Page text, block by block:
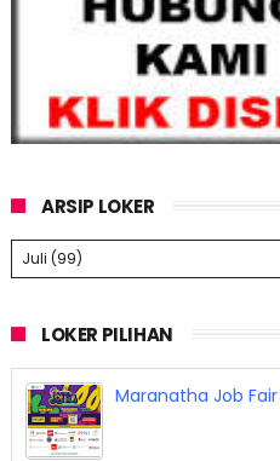
ARSIP LOKER
LOKER PILIHAN
Maranatha Job